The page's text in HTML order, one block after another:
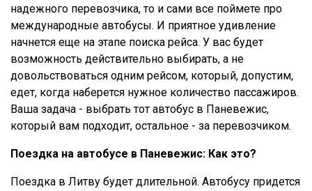
надежного перевозчика, то и сами все поймете про
международные автобусы. И приятное удивление
начнется еще на этапе поиска рейса. У вас будет
возможность действительно выбирать, а не
довольствоваться одним рейсом, который, допустим,
едет, когда наберется нужное количество пассажиров.
Ваша задача - выбрать тот автобус в Паневежис,
который вам подходит, остальное - за перевозчиком.
Поездка на автобусе в Паневежис: Как это?
Поездка в Литву будет длительной. Автобусу придется